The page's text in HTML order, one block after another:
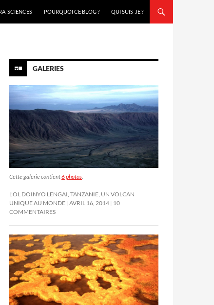
SCIENCES
POURQUOI CE BLOG ? QUI SUIS-JE ?
GALERIES
Cette galerie contient6 photos.
L’OL DOINYO LENGAI, TANZANIE, UN VOLCAN
UNIQUE AU MONDE AVRIL 16, 2014 10
COMMENTAIRES